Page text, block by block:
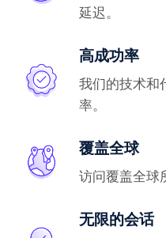
延迟。
高成功率
我们的技术和
率。
覆盖全球
访问覆盖全球
无限的会话